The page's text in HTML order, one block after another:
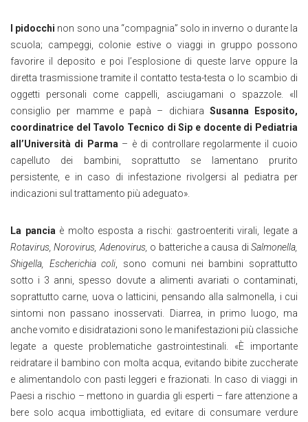
I pidocchi non sono una “compagnia” solo in inverno o durante la
scuola; campeggi, colonie estive o viaggi in gruppo possono
favorire il deposito e poi l’esplosione di queste larve oppure la
diretta trasmissione tramite il contatto testa-testa o lo scambio di
oggetti personali come cappelli, asciugamani o spazzole. «Il
consiglio per mamme e papà – dichiara Susanna Esposito,
coordinatrice del Tavolo Tecnico di Sip e docente di Pediatria
all’Università di Parma – è di controllare regolarmente il cuoio
capelluto dei bambini, soprattutto se lamentano prurito
persistente, e in caso di infestazione rivolgersi al pediatra per
indicazioni sul trattamento più adeguato».
La pancia è molto esposta a rischi: gastroenteriti virali, legate a
Rotavirus, Norovirus, Adenovirus, o batteriche a causa di Salmonella,
Shigella, Escherichia coli , sono comuni nei bambini soprattutto
sotto i 3 anni, spesso dovute a alimenti avariati o contaminati,
soprattutto carne, uova o latticini, pensando alla salmonella, i cui
sintomi non passano inosservati. Diarrea, in primo luogo, ma
anche vomito e disidratazioni sono le manifestazioni più classiche
legate a queste problematiche gastrointestinali. «È importante
reidratare il bambino con molta acqua, evitando bibite zuccherate
e alimentandolo con pasti leggeri e frazionati. In caso di viaggi in
Paesi a rischio – mettono in guardia gli esperti – fare attenzione a
bere solo acqua imbottigliata, ed evitare di consumare verdure